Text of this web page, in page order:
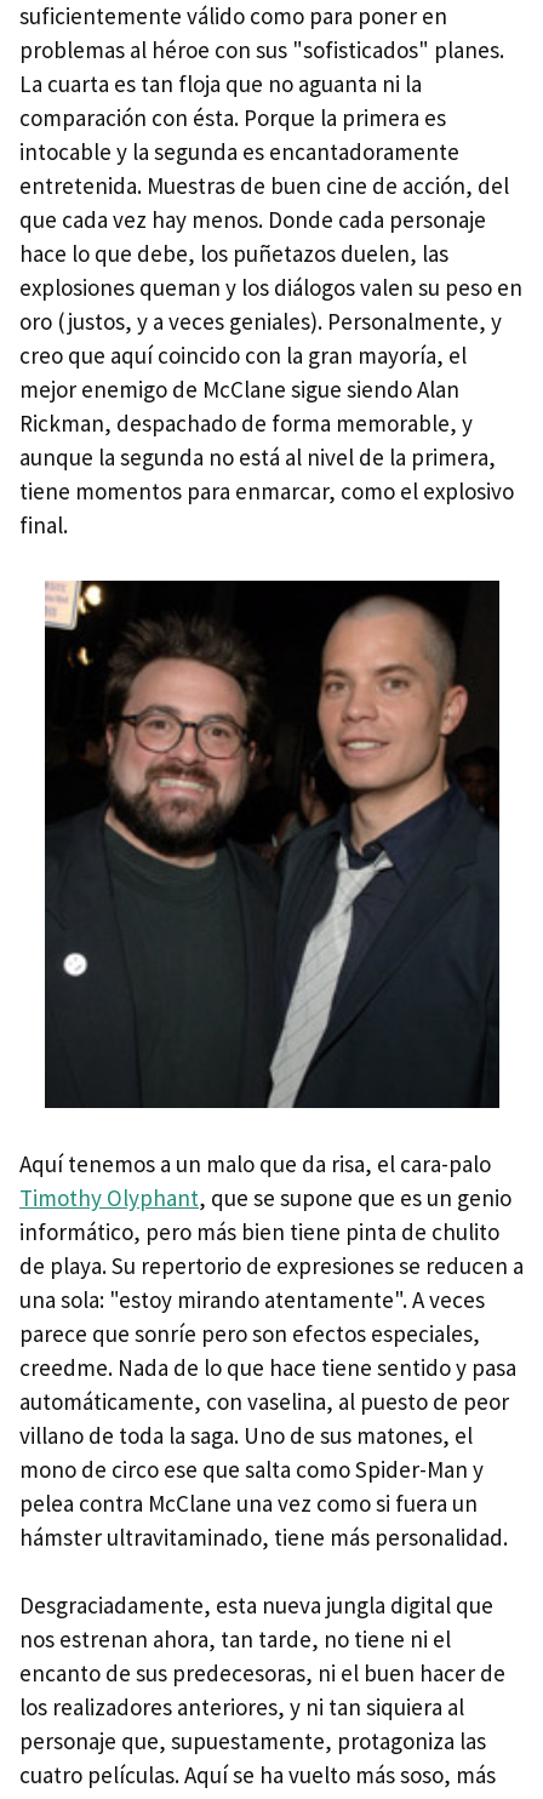
suficientemente válido como para poner en
problemas al héroe con sus "sofisticados" planes.
La cuarta es tan floja que no aguanta ni la
comparación con ésta. Porque la primera es
intocable y la segunda es encantadoramente
entretenida. Muestras de buen cine de acción, del
que cada vez hay menos. Donde cada personaje
hace lo que debe, los puñetazos duelen, las
explosiones queman y los diálogos valen su peso en
oro (justos, y a veces geniales). Personalmente, y
creo que aquí coincido con la gran mayoría, el
mejor enemigo de McClane sigue siendo Alan
Rickman, despachado de forma memorable, y
aunque la segunda no está al nivel de la primera,
tiene momentos para enmarcar, como el explosivo
final.
Aquí tenemos a un malo que da risa, el cara-palo
Timothy Olyphant, que se supone que es un genio
informático, pero más bien tiene pinta de chulito
de playa. Su repertorio de expresiones se reducen a
una sola: "estoy mirando atentamente". A veces
parece que sonríe pero son efectos especiales,
creedme. Nada de lo que hace tiene sentido y pasa
automáticamente, con vaselina, al puesto de peor
villano de toda la saga. Uno de sus matones, el
mono de circo ese que salta como Spider-Man y
pelea contra McClane una vez como si fuera un
hámster ultravitaminado, tiene más personalidad.
Desgraciadamente, esta nueva jungla digital que
nos estrenan ahora, tan tarde, no tiene ni el
encanto de sus predecesoras, ni el buen hacer de
los realizadores anteriores, y ni tan siquiera al
personaje que, supuestamente, protagoniza las
cuatro películas. Aquí se ha vuelto más soso, más